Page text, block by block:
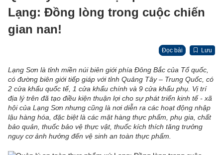
Lạng: Đồng lòng trong cuộc chiến
gian nan!
Đọc bài Lưu
Lạng Sơn là tỉnh miền núi biên giới phía Đông Bắc của Tổ quốc,
có đường biên giới tiếp giáp với tỉnh Quảng Tây – Trung Quốc, có
2 cửa khẩu quốc tế, 1 cửa khẩu chính và 9 cửa khẩu phụ. Vị trí
địa lý trên đã tạo điều kiện thuận lợi cho sự phát triển kinh tế - xã
hội của Lạng Sơn nhưng cũng là nơi diễn ra các hoạt động nhập
lậu hàng hóa, đặc biệt là các mặt hàng thực phẩm, phụ gia, chất
bảo quản, thuốc bảo vệ thực vật, thuốc kích thích tăng trưởng
nguy cơ ảnh hưởng đến vệ sinh an toàn thực phẩm.